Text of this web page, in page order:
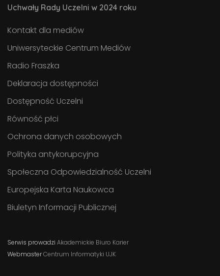
Uchwały Rady Uczelni w 2024 roku
Kontakt dla mediów
Uniwersyteckie Centrum Mediów
Radio Fraszka
Deklaracja dostępności
Dostępność Uczelni
Równość płci
Ochrona danych osobowych
Polityka antykorupcyjna
Społeczna Odpowiedzialność Uczelni
Europejska Karta Naukowca
Biuletyn Informacji Publicznej
Serwis prowadzi Akademickie Biuro Karier
WebmasterCentrum Informatyki UJK